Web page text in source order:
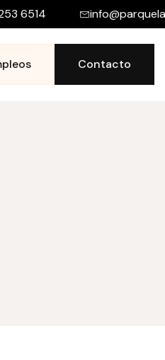
6514
Contacto